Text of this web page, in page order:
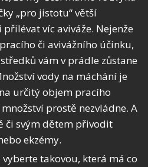
„pro jistotu“ větší
víc aviváže. Nejenže
či avivážního účinku,
vám v prádle zůstane
vody na máchání je
určitý objem pracího
prostě nezvládne. A
či svým dětem přivodit
ekzémy.
takovou, která má co